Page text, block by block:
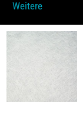
Weitere